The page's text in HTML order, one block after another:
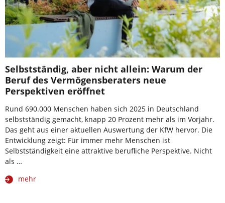
Selbstständig, aber nicht allein: Warum der
Beruf des Vermögensberaters neue
Perspektiven eröffnet
Rund 690.000 Menschen haben sich 2025 in Deutschland
selbstständig gemacht, knapp 20 Prozent mehr als im Vorjahr.
Das geht aus einer aktuellen Auswertung der KfW hervor. Die
Entwicklung zeigt: Für immer mehr Menschen ist
Selbstständigkeit eine attraktive berufliche Perspektive. Nicht
als …
mehr